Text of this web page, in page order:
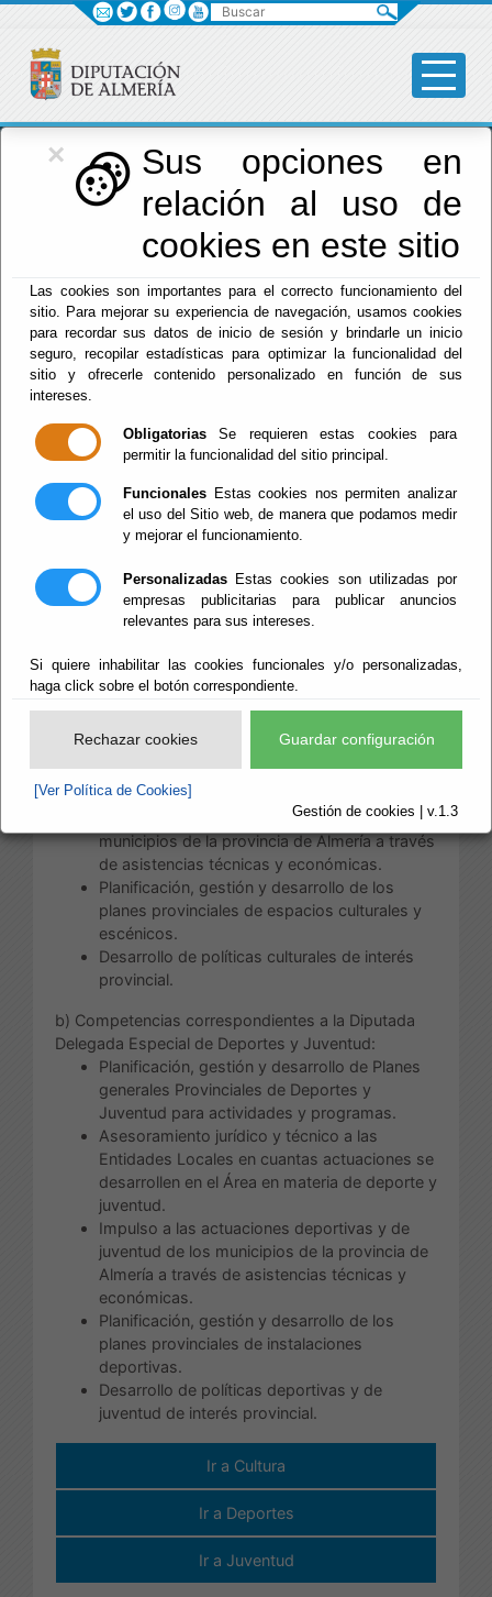
×
Sus opciones en
relación al uso de
cookies en este sitio
Las cookies son importantes para el correcto funcionamiento del
sitio. Para mejorar su experiencia de navegación, usamos cookies
para recordar sus datos de inicio de sesión y brindarle un inicio
seguro, recopilar estadísticas para optimizar la funcionalidad del
sitio y ofrecerle contenido personalizado en función de sus
intereses.
Obligatorias Se requieren estas cookies para
permitir la funcionalidad del sitio principal.
Funcionales Estas cookies nos permiten analizar
el uso del Sitio web, de manera que podamos medir
y mejorar el funcionamiento.
Personalizadas Estas cookies son utilizadas por
empresas publicitarias para publicar anuncios
relevantes para sus intereses.
Si quiere inhabilitar las cookies funcionales y/o personalizadas,
haga click sobre el botón correspondiente.
Rechazar cookies Guardar configuración
[Ver Política de Cookies]
Gestión de cookies | v.1.3
Diputación
Menú Diputación
Cultura deportes
y Juventud
Áreas de Cultura, Deportes y
Juventud
Las competencias de esta Área, distribuidas
conforme a su estructura, son: a) Competencias
directamente correspondiente a la Diputada
Delegada del Área de Cultura, Deportes y Juventud:
Planificación, gestión y desarrollo de Planes
Asesoramiento jurídico y técnico a las
Entidades Locales en cuantas actuaciones se
desarrollen en el Área en materia de cultura.
Impulso a las actuaciones culturales de los
municipios de la provincia de Almería a través
de asistencias técnicas y económicas.
Planificación, gestión y desarrollo de los
planes provinciales de espacios culturales y
escénicos.
Desarrollo de políticas culturales de interés
provincial.
b) Competencias correspondientes a la Diputada
Delegada Especial de Deportes y Juventud:
Planificación, gestión y desarrollo de Planes
generales Provinciales de Deportes y
Juventud para actividades y programas.
Asesoramiento jurídico y técnico a las
Entidades Locales en cuantas actuaciones se
desarrollen en el Área en materia de deporte y
juventud.
Impulso a las actuaciones deportivas y de
juventud de los municipios de la provincia de
Almería a través de asistencias técnicas y
económicas.
Planificación, gestión y desarrollo de los
planes provinciales de instalaciones
deportivas.
Desarrollo de políticas deportivas y de
juventud de interés provincial.
Ir a Cultura
Ir a Deportes
Ir a Juventud
Buscar